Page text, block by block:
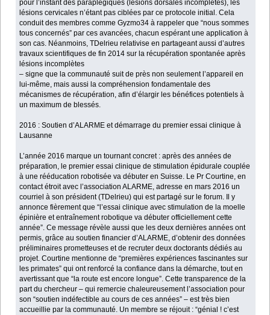
pour l’instant des paraplégiques (lésions dorsales incomplètes), les
lésions cervicales n’étant pas ciblées par ce protocole initial. Cela
conduit des membres comme Gyzmo34 à rappeler que “nous sommes
tous concernés” par ces avancées, chacun espérant une application à
son cas. Néanmoins, TDelrieu relativise en partageant aussi d’autres
travaux scientifiques de fin 2014 sur la récupération spontanée après
lésions incomplètes
– signe que la communauté suit de près non seulement l’appareil en
lui-même, mais aussi la compréhension fondamentale des
mécanismes de récupération, afin d’élargir les bénéfices potentiels à
un maximum de blessés.
2016 : Soutien d’ALARME et démarrage du premier essai clinique à
Lausanne
L’année 2016 marque un tournant concret : après des années de
préparation, le premier essai clinique de stimulation épidurale couplée
à une rééducation robotisée va débuter en Suisse. Le Pr Courtine, en
contact étroit avec l’association ALARME, adresse en mars 2016 un
courriel à son président (TDelrieu) qui est partagé sur le forum. Il y
annonce fièrement que “l’essai clinique avec stimulation de la moelle
épinière et entraînement robotique va débuter officiellement cette
année”. Ce message révèle aussi que les deux dernières années ont
permis, grâce au soutien financier d’ALARME, d’obtenir des données
préliminaires prometteuses et de recruter deux doctorants dédiés au
projet. Courtine mentionne de “premières expériences fascinantes sur
les primates” qui ont renforcé la confiance dans la démarche, tout en
avertissant que “la route est encore longue”. Cette transparence de la
part du chercheur – qui remercie chaleureusement l’association pour
son “soutien indéfectible au cours de ces années” – est très bien
accueillie par la communauté. Un membre se réjouit : “génial ! c’est